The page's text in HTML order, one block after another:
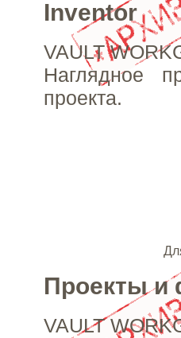
Inventor
VAULT
Наглядное
проекта.
Проекты и
VAULT